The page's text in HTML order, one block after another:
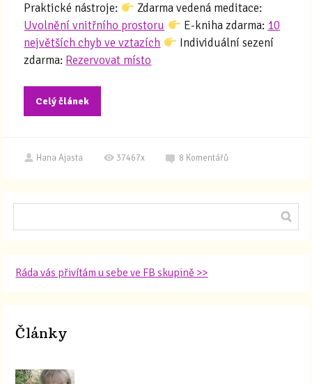
Praktické nástroje:
Zdarma vedená meditace:
Uvolnění vnitřního prostoru
E-kniha zdarma: 10
největších chyb ve vztazích
Individuální sezení
zdarma: Rezervovat místo
Celý článek
Hana Ajasta 37467x 8 Komentářů
Ráda vás přivítám u sebe ve FB skupině >>
Články